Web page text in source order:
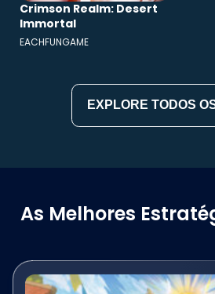
Crimson Realm: Desert
Immortal
EACHFUNGAME
EXPLORE TODOS
As Melhores